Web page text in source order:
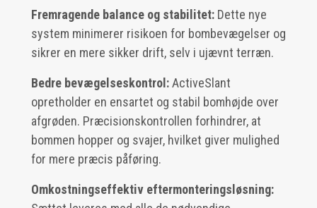
Fremragende balance og stabilitet: Dette nye
system minimerer risikoen for bombevægelser og
sikrer en mere sikker drift, selv i ujævnt terræn.
Bedre bevægelseskontrol:ActiveSlant
opretholder en ensartet og stabil bomhøjde over
afgrøden. Præcisionskontrollen forhindrer, at
bommen hopper og svajer, hvilket giver mulighed
for mere præcis påføring.
Omkostningseffektiv eftermonteringsløsning: